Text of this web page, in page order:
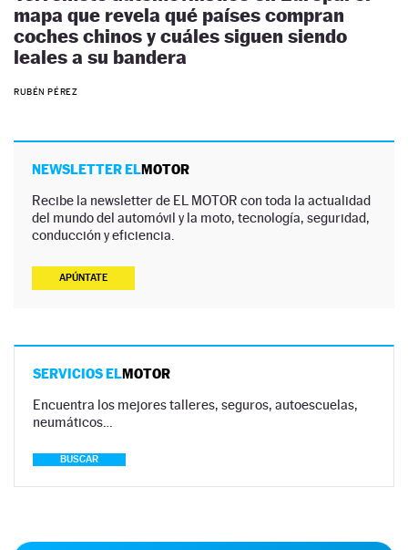
mapa que revela qué países compran
coches chinos y cuáles siguen siendo
leales a su bandera
RUBÉN PÉREZ
NEWSLETTER ELMOTOR
Recibe la newsletter de EL MOTOR con toda la actualidad
del mundo del automóvil y la moto, tecnología, seguridad,
conducción y eficiencia.
APÚNTATE
SERVICIOS ELMOTOR
Encuentra los mejores talleres, seguros, autoescuelas,
neumáticos…
BUSCAR